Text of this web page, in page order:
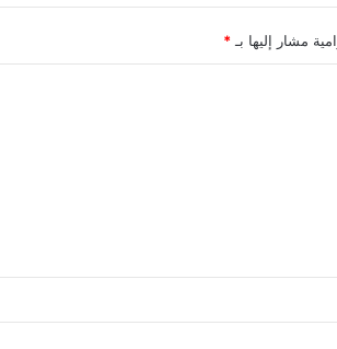
مشار إليها بـ *